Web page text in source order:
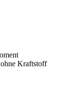
Kraftstoff